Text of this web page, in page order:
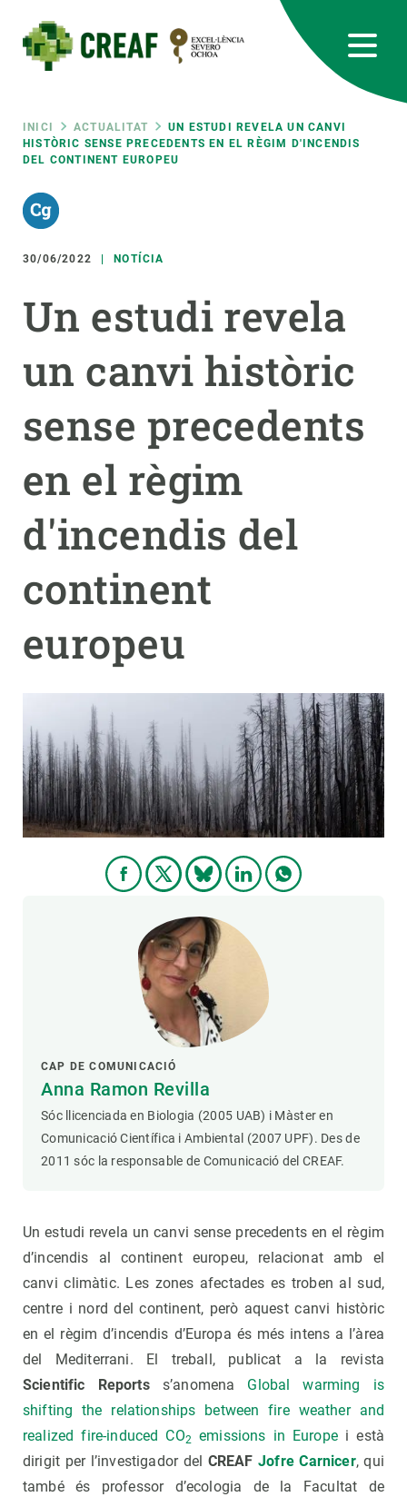
contingut
Fil
d'ariadna
INICI ACTUALITAT
UN ESTUDI REVELA UN CANVI
HISTÒRIC SENSE PRECEDENTS EN EL RÈGIM D'INCENDIS
DEL CONTINENT EUROPEU
30/06/2022 NOTÍCIA
Un estudi revela
un canvi històric
sense precedents
en el règim
d'incendis del
continent
europeu
CAP DE COMUNICACIÓ
Anna Ramon Revilla
Sóc llicenciada en Biologia (2005 UAB) i Màster en
Comunicació Científica i Ambiental (2007 UPF). Des de
2011 sóc la responsable de Comunicació del CREAF.
Un estudi revela un canvi sense precedents en el règim
d’incendis al continent europeu, relacionat amb el
canvi climàtic. Les zones afectades es troben al sud,
centre i nord del continent, però aquest canvi històric
en el règim d’incendis d’Europa és més intens a l’àrea
del Mediterrani. El treball, publicat a la revista
Scientific Reportss’anomena Global warming is
shifting the relationships between fire weather and
realized fire-induced CO2 emissions in Europei està
dirigit per l’investigador del CREAFJofre Carnicer, qui
també és professor d’ecologia de la Facultat de
RRSS
Featured
responsive
Responsive
menu
RECERCA
CIÈNCIA EN ACCIÓ
NOTÍCIES I AGENDA